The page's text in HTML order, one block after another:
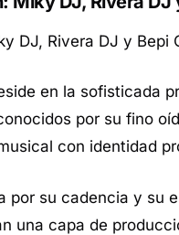
DJ, Rivera DJ y Bepi
en la sofisticada
por su fino
con identidad
por su cadencia y su
una capa de